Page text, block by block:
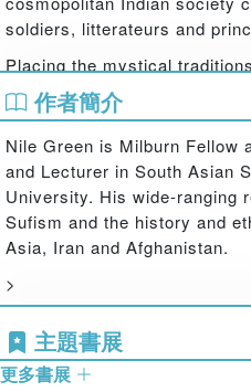
soldiers, litterateurs and
Placing the mystical
cultural contexts, this
shrines of four Sufi saints in
and their changing roles
Nizams of Haydarabad and,
In particular Green studies
examining the vibrant
this city as part of the
anthropological fieldwork,
Asia over the past three
understanding of Sufism and
作者簡介
Nile Green is Milburn Fellow
and Lecturer in South Asian
University. His wide-ranging
Sufism and the history and
Asia, Iran and Afghanistan.
>
主題書展
更多書展